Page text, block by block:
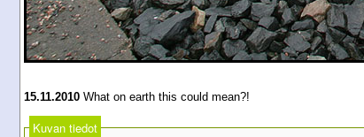
15.11.2010 What on earth this could mean?!
Kuvan tiedot